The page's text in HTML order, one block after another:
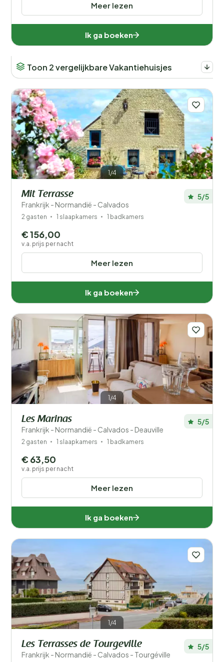
Meer lezen
Ik ga boeken
Toon 2 vergelijkbare Vakantiehuisjes
1/4
Mit Terrasse
Frankrijk - Normandië - Calvados
5/5
2 gasten 1 slaapkamers 1 badkamers
Meer lezen
€ 156,00
v.a. prijs per nacht
Ik ga boeken
1/4
Les Marinas
Frankrijk - Normandië - Calvados - Deauville
5/5
2 gasten 1 slaapkamers 1 badkamers
Meer lezen
€ 63,50
v.a. prijs per nacht
Ik ga boeken
1/4
Les Terrasses de Tourgeville
Frankrijk - Normandië - Calvados - Tourgéville
5/5